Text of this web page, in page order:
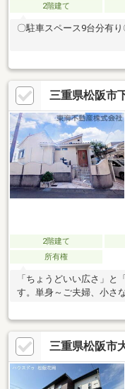
2階建て
〇駐車スペース9台分有
三重県松阪市
2階建て
所有権
「ちょうどいい広さ」と
す。単身～ご夫婦、小さ
三重県松阪市